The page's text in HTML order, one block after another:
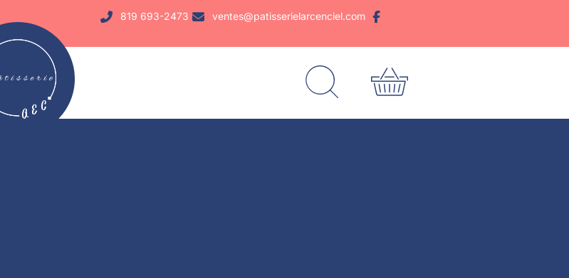
819 693-2473 ventes@patisserielarcenciel.com